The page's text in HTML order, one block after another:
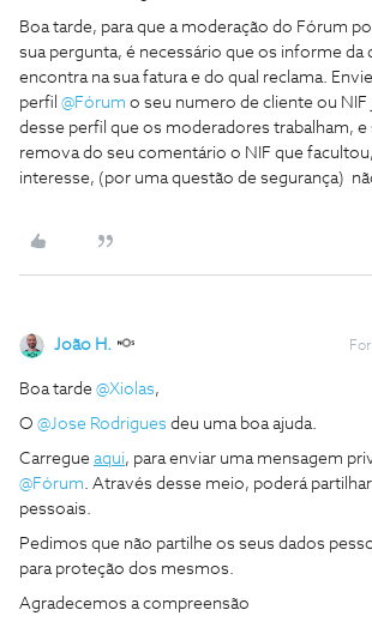
Boa tarde, para que a moderação do Fórum
sua pergunta, é necessário que os informe da
encontra na sua fatura e do qual reclama.
perfil @Fórum o seu numero de cliente ou NIF
desse perfil que os moderadores trabalham, e
remova do seu comentário o NIF que
interesse, (por uma questão de segurança)
João H.
Boa tarde @Xiolas,
O @Jose Rodrigues deu uma boa ajuda.
Carregue aqui, para enviar uma mensagem
@Fórum. Através desse meio, poderá
pessoais.
Pedimos que não partilhe os seus dados
para proteção dos mesmos.
Agradecemos a compreensão